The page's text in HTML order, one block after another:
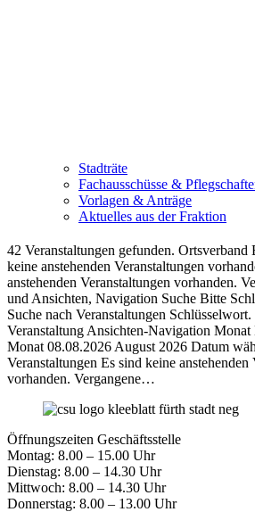
Stadträte
Fachausschüsse &
Vorlagen & Anträge
Aktuelles aus der Fraktion
42 Veranstaltungen gefunden. Ortsverband
keine anstehenden Veranstaltungen
anstehenden Veranstaltungen vorhanden.
und Ansichten, Navigation Suche Bitte
Suche nach Veranstaltungen
Veranstaltung Ansichten-Navigation
Monat 08.08.2026 August 2026 Datum
Veranstaltungen Es sind keine anstehenden
vorhanden. Vergangene…
Öffnungszeiten Geschäftsstelle
Montag: 8.00 – 15.00 Uhr
Dienstag: 8.00 – 14.30 Uhr
Mittwoch: 8.00 – 14.30 Uhr
Donnerstag: 8.00 – 13.00 Uhr